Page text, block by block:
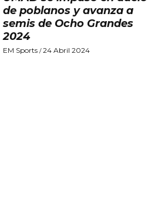
de poblanos y avanza a
semis de Ocho Grandes
2024
EM Sports /24 Abril 2024